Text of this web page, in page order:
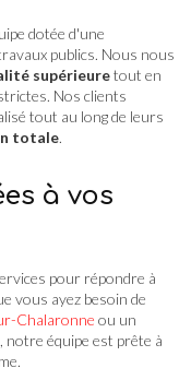
dotée d'une
publics. Nous nous
supérieuretout en
Nos clients
tout au long de leurs
totale.
à vos
pour répondre à
vous ayez besoin de
Chalaronne ou un
, notre équipe est prête à